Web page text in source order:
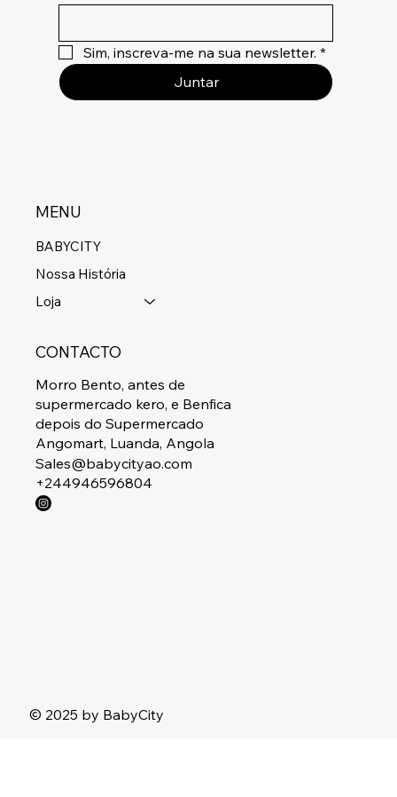
Sim, inscreva-me na sua newsletter. *
Juntar
MENU
BABYCITY
Nossa História
Loja
CONTACTO
Morro Bento, antes de
supermercado kero, e Benfica
depois do Supermercado
Angomart, Luanda, Angola
Sales@babycityao.com
+244946596804
© 2025 by BabyCity